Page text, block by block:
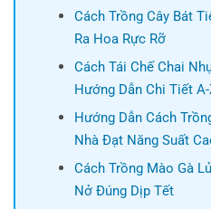
Cách Trồng Cây Bát
Ra Hoa Rực Rỡ
Cách Tái Chế Chai
Hướng Dẫn Chi Tiết
Hướng Dẫn Cách
Nhà Đạt Năng Suất
Cách Trồng Mào Gà
Nở Đúng Dịp Tết